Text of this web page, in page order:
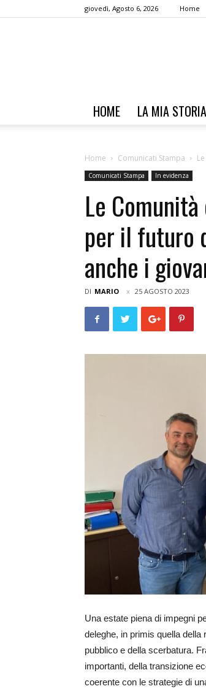
giovedì, Agosto 6, 2026 Home
HOME LA MIA STORIA
Home Comunicati Stampa
Comunicati Stampa In evidenza
Le
per il futuro
anche i
DI MARIO 25 AGOSTO 2023
Una estate piena di impegni
deleghe, in primis quella
pubblico e della scerbatura.
importanti, della transizione
coerente con le strategie di